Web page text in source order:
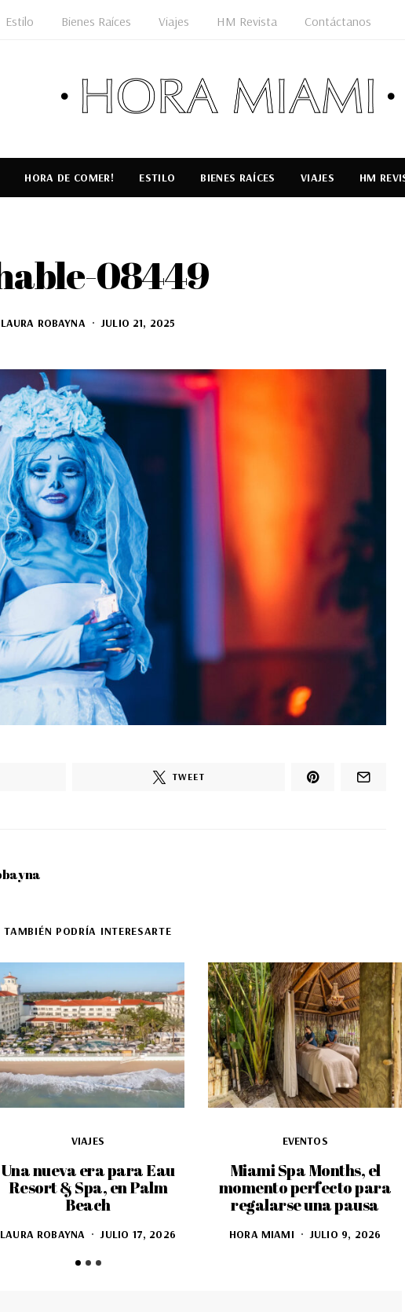
Estilo Bienes Raíces Viajes HM Revista Contáctanos
HORA DE COMER! ESTILO BIENES RAÍCES VIAJES HM
08449
LAURA ROBAYNA JULIO 21, 2025
TWEET
TAMBIÉN PODRÍA INTERESARTE
VIAJES
Una nueva era para Eau
Resort & Spa, en Palm
Beach
LAURA ROBAYNA JULIO 17, 2026
EVENTOS
Miami Spa Months, el
momento perfecto para
regalarse una pausa
HORA MIAMI JULIO 9, 2026